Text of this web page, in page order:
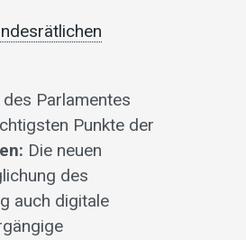
Parlamentes
Punkte der
Die neuen
des
auch digitale